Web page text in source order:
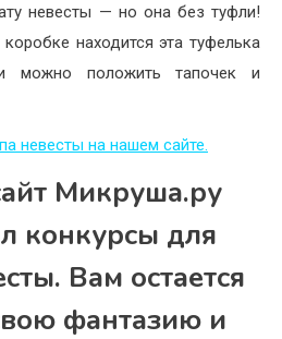
невесты — но она без туфли!
находится эта туфелька
можно положить тапочек и
невесты на нашем сайте.
Микруша.ру
конкурсы для
Вам остается
фантазию и